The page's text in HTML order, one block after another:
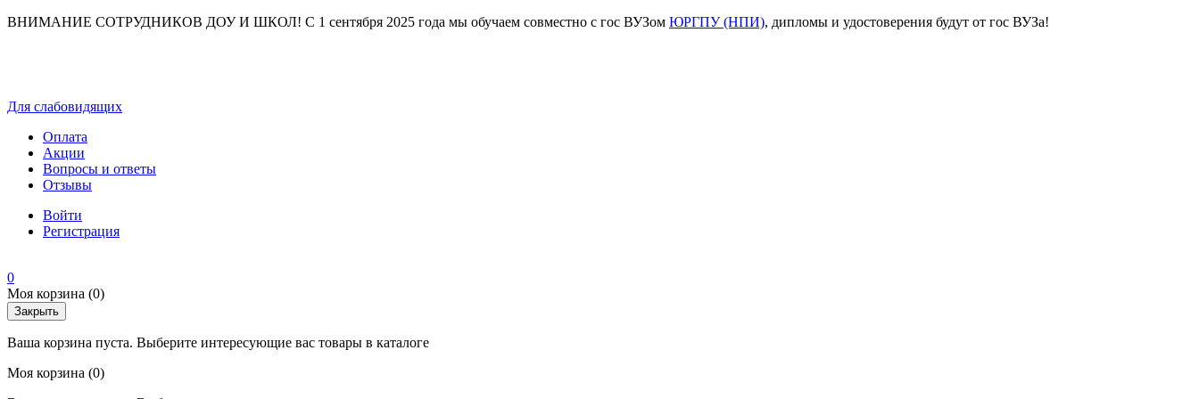
ВНИМАНИЕ СОТРУДНИКОВ ДОУ И ШКОЛ! С 1 сентября 2025 года мы обучаем совместно с гос ВУЗом ЮРГПУ (НПИ), дипломы и удостоверения будут от гос ВУЗа!
Для слабовидящих
Оплата
Акции
Вопросы и ответы
Отзывы
Войти
Регистрация
0
Моя корзина (0)
Закрыть
Ваша корзина пуста. Выберите интересующие вас товары в каталоге
Моя корзина (0)